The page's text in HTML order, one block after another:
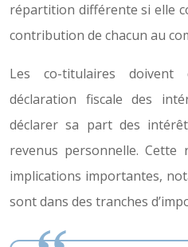
répartition différente si elle
contribution de chacun au
Les co-titulaires doivent
déclaration fiscale des
déclarer sa part des
revenus personnelle.
implications importantes,
sont dans des tranches